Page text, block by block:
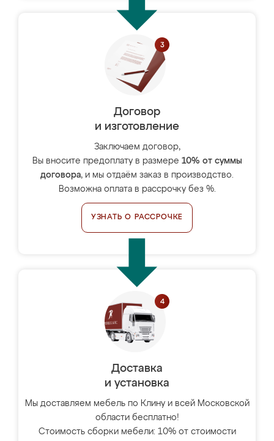
Договор
и изготовление
Заключаем договор,
Вы вносите предоплату в размере 10% от суммы
договора, и мы отдаём заказ в производство.
Возможна оплата в рассрочку без %.
УЗНАТЬ О РАССРОЧКЕ
Доставка
и установка
Мы доставляем мебель по Клину и всей Московской
области бесплатно!
Стоимость сборки мебели: 10% от стоимости